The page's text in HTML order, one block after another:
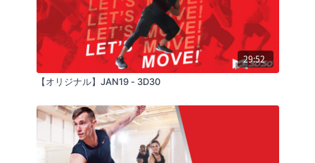
29:52
【オリジナル】JAN19 - 3D30